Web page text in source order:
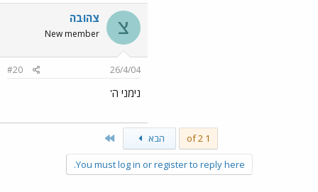
צ צהוּבה
New member
26/4/04
#20
נימני ה'
1 of 2 הבא
You must log in or register to reply here.